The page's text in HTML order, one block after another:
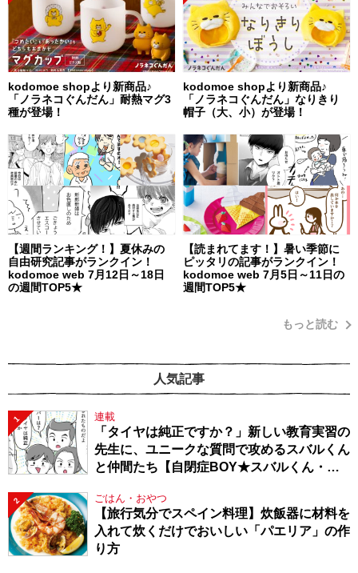
kodomoe shopより新商品♪
「ノラネコぐんだん」耐熱マグ3
種が登場！
kodomoe shopより新商品♪
「ノラネコぐんだん」なりきり
帽子（大、小）が登場！
【週間ランキング！】夏休みの
自由研究記事がランクイン！
kodomoe web 7月12日～18日
の週間TOP5★
【読まれてます！】暑い季節に
ピッタリの記事がランクイン！
kodomoe web 7月5日～11日の
週間TOP5★
もっと読む
人気記事
1 連載
「タイヤは純正ですか？」新しい教育実習の
先生に、ユニークな質問で攻めるスバルくん
と仲間たち【自閉症BOY★スバルくん・
2 ごはん・おやつ
【旅行気分でスペイン料理】炊飯器に材料を
入れて炊くだけでおいしい「パエリア」の作
り方